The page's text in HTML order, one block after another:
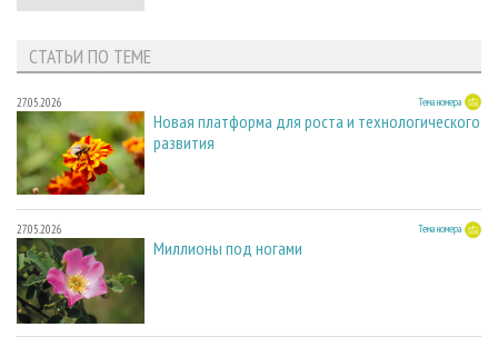
СТАТЬИ ПО ТЕМЕ
27.05.2026 Тема номера
Новая платформа для роста и технологического
развития
27.05.2026 Тема номера
Миллионы под ногами